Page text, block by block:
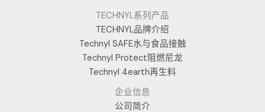
TECHNYL系列产品
TECHNYL品牌介绍
Technyl SAFE水与食品接触
Technyl Protect阻燃尼龙
Technyl 4earth再生料
企业信息
公司简介